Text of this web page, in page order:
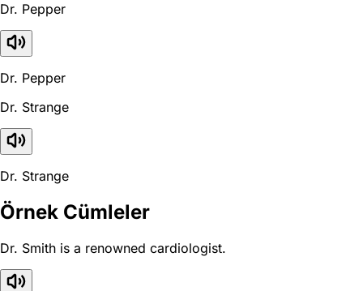
Dr. Pepper
Dr. Pepper
Dr. Strange
Dr. Strange
Örnek Cümleler
Dr. Smith is a renowned cardiologist.